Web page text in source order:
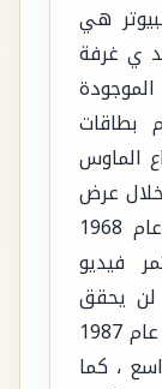
هي
ي غرفة
بطاقات
الماوس
عرض
علني في مدينة سان فرانسيسكو عام 1968
فيديو
لن يحقق
أرباحا كثيرة لأن براءة اختراعه انتهت عام 1987
، كما